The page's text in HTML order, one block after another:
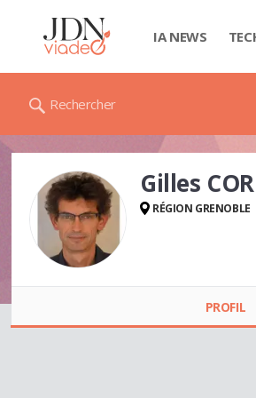
IA NEWS
Rechercher
Gilles
RÉGION GRENOBLE
PROFIL